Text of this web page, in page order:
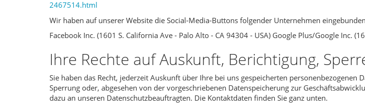
2467514.html
Wir haben auf unserer Website die Social-Media-Buttons folgender Unternehmen
Facebook Inc. (1601 S. California Ave - Palo Alto - CA 94304 - USA) Google Plus/Google Inc.
Ihre Rechte auf Auskunft, Berichtigung,
Sie haben das Recht, jederzeit Auskunft über Ihre bei uns gespeicherten personenbezogenen
Sperrung oder, abgesehen von der vorgeschriebenen Datenspeicherung zur
dazu an unseren Datenschutzbeauftragten. Die Kontaktdaten finden Sie ganz unten.